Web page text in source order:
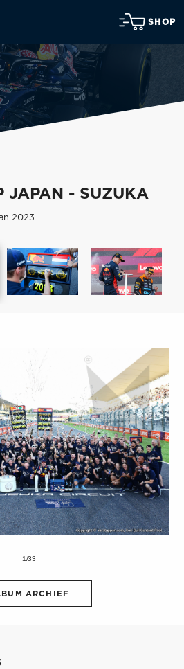
SHOP
JAPAN - SUZUKA
2023
1/33
ARCHIEF